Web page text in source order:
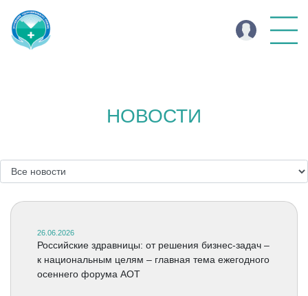
НОВОСТИ
26.06.2026
Российские здравницы: от решения бизнес-задач –
к национальным целям – главная тема ежегодного
осеннего форума АОТ